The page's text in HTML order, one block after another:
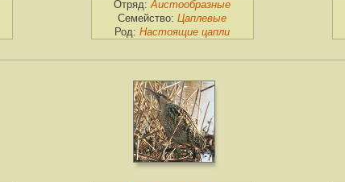
Отряд: Аистообразные
Семейство: Цаплевые
Род: Настоящие цапли